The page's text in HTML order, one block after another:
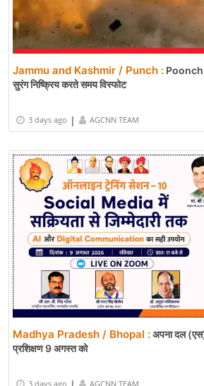
Jammu and Kashmir / Punch : Poonch
सुरंग निष्क्रिय करते समय विस्फोट
3 days ago | AGCNN TEAM
Madhya Pradesh / Bhopal :अपना दल
प्रशिक्षण 9 अगस्त को
3 days ago AGCNN TEAM